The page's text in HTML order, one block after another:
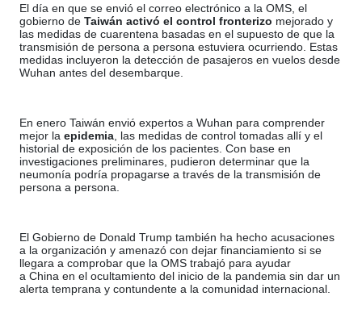
El día en que se envió el correo electrónico a la OMS, el
gobierno de Taiwán activó el control fronterizo mejorado y
las medidas de cuarentena basadas en el supuesto de que la
transmisión de persona a persona estuviera ocurriendo. Estas
medidas incluyeron la detección de pasajeros en vuelos desde
Wuhan antes del desembarque.
En enero Taiwán envió expertos a Wuhan para comprender
mejor laepidemia , las medidas de control tomadas allí y el
historial de exposición de los pacientes. Con base en
investigaciones preliminares, pudieron determinar que la
neumonía podría propagarse a través de la transmisión de
persona a persona.
El Gobierno de Donald Trump también ha hecho acusaciones
a la organización y amenazó con dejar financiamiento si se
llegara a comprobar que la OMS trabajó para ayudar
a China en el ocultamiento del inicio de la pandemia sin dar un
alerta temprana y contundente a la comunidad internacional.